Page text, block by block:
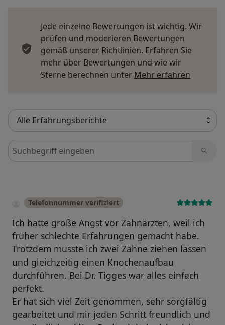
Jede einzelne Bewertungen ist wichtig. Wir
prüfen und moderieren Bewertungen
gemäß unserer Richtlinien. Erfahren Sie
mehr über Bewertungen und wie wir
Sterne berechnen unter Mehr erfahren
Bewertungen durchsuchen
Telefonnummer verifiziert
Ich hatte große Angst vor Zahnärzten, weil ich
früher schlechte Erfahrungen gemacht habe.
Trotzdem musste ich zwei Zähne ziehen lassen
und gleichzeitig einen Knochenaufbau
durchführen. Bei Dr. Tigges war alles einfach
perfekt.
Er hat sich viel Zeit genommen, sehr sorgfältig
gearbeitet und mir jeden Schritt freundlich und